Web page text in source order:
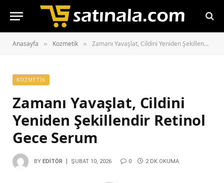
Anasayfa » Kozmetik » Zamanı Yavaşlat, Cildini Yeniden Şekillendir Retinol Gece Serum
KOZMETIK
Zamanı Yavaşlat, Cildini
Yeniden Şekillendir Retinol
Gece Serum
BY EDITÖR ŞUBAT 10, 2026 0 2 DK OKUMA